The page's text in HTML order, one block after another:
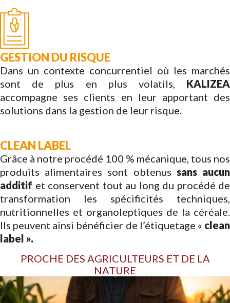
GESTION DU RISQUE
Dans un contexte concurrentiel où les marchés
sont de plus en plus volatils, KALIZEA
accompagne ses clients en leur apportant des
solutions dans la gestion de leur risque.
CLEAN LABEL
Grâce à notre procédé 100 % mécanique, tous nos
produits alimentaires sont obtenus sans aucun
additif et conservent tout au long du procédé de
transformation les spécificités techniques,
nutritionnelles et organoleptiques de la céréale.
Ils peuvent ainsi bénéficier de l’étiquetage « clean
label ».
PROCHE DES AGRICULTEURS ET DE LA
NATURE